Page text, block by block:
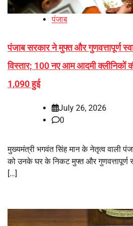
पंजाब
पंजाब सरकार ने मुफ्त और गुणवत्तापूर्ण
विस्तार; 100 नए आम आदमी
1,090 हुई
July 26, 2026
0
मुख्यमंत्री भगवंत सिंह मान के नेतृत्व वाली
को उनके घर के निकट मुफ्त और गुणवत्तापूर्ण
[…]